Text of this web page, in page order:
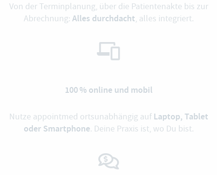
Von der Terminplanung, über die Patientenakte bis zur
Abrechnung: Alles durchdacht, alles integriert.
100 % online und mobil
Nutze appointmed ortsunabhängig auf Laptop, Tablet
oder Smartphone. Deine Praxis ist, wo Du bist.